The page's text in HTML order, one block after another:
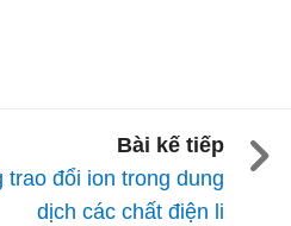
Bài kế tiếp
đổi ion trong dung
dịch các chất điện li